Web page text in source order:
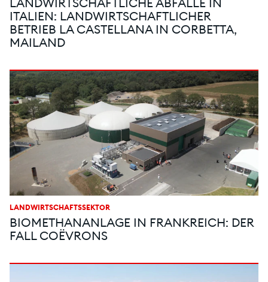
LANDWIRTSCHAFTLICHE ABFÄLLE IN
ITALIEN: LANDWIRTSCHAFTLICHER
BETRIEB LA CASTELLANA IN CORBETTA,
MAILAND
LANDWIRTSCHAFTSSEKTOR
BIOMETHANANLAGE IN FRANKREICH: DER
FALL COËVRONS